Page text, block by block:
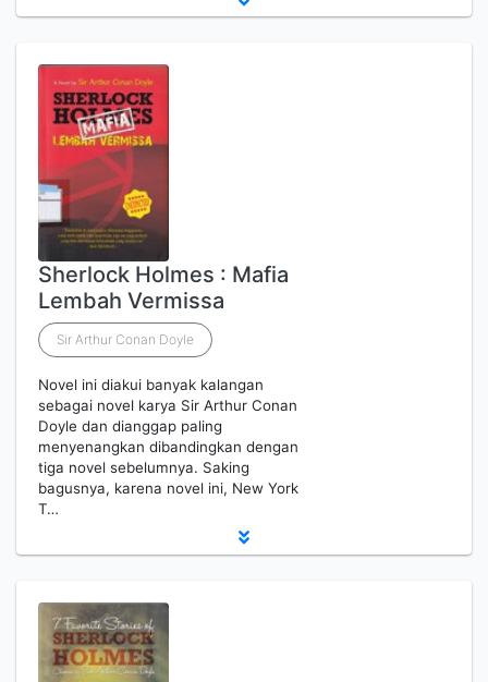
Sherlock Holmes : Mafia
Lembah Vermissa
Sir Arthur Conan Doyle
Novel ini diakui banyak kalangan
sebagai novel karya Sir Arthur Conan
Doyle dan dianggap paling
menyenangkan dibandingkan dengan
tiga novel sebelumnya. Saking
bagusnya, karena novel ini, New York
T…